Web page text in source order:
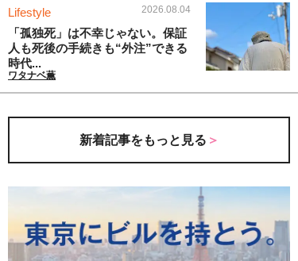
Lifestyle 2026.08.04
「孤独死」は不幸じゃない。保証
人も死後の手続きも“外注”できる
時代...
ワタナベ薫
新着記事をもっと見る